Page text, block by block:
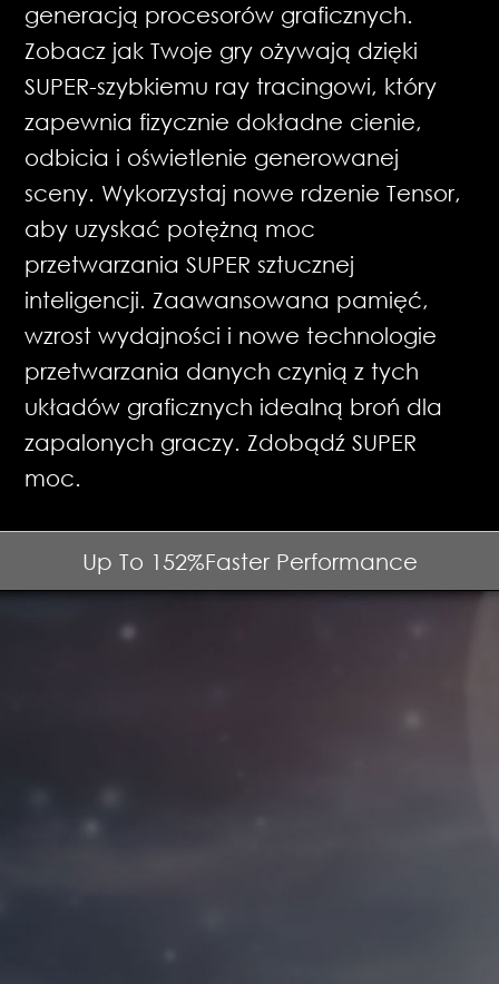
generacją procesorów graficznych.
Zobacz jak Twoje gry ożywają dzięki
SUPER-szybkiemu ray tracingowi, który
zapewnia fizycznie dokładne cienie,
odbicia i oświetlenie generowanej
sceny. Wykorzystaj nowe rdzenie Tensor,
aby uzyskać potężną moc
przetwarzania SUPER sztucznej
inteligencji. Zaawansowana pamięć,
wzrost wydajności i nowe technologie
przetwarzania danych czynią z tych
układów graficznych idealną broń dla
zapalonych graczy. Zdobądź SUPER
moc.
Up To 152%Faster Performance